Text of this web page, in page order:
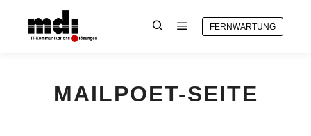
FERNWARTUNG
MAILPOET-SEITE